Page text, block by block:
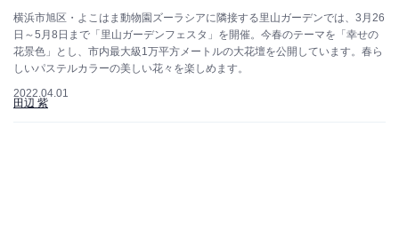
横浜市旭区・よこはま動物園ズーラシアに隣接する里山ガーデンでは、3月26
日～5月8日まで「里山ガーデンフェスタ」を開催。今春のテーマを「幸せの
花景色」とし、市内最大級1万平方メートルの大花壇を公開しています。春ら
しいパステルカラーの美しい花々を楽しめます。
2022.04.01
田辺 紫